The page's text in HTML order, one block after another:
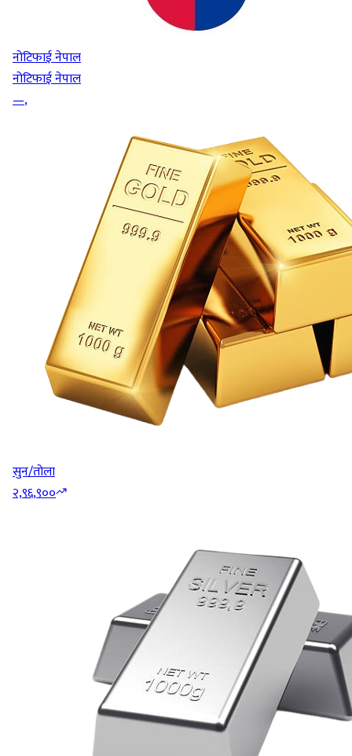
नोटिफाई नेपाल
नोटिफाई नेपाल
—,
सुन/तोला
२,९६,९००